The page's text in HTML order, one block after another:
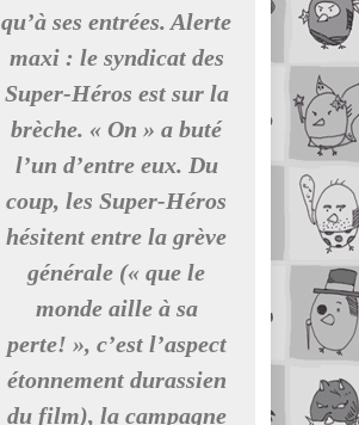
qu’à ses entrées. Alerte
maxi : le syndicat des
Super-Héros est sur la
brèche. « On » a buté
l’un d’entre eux. Du
coup, les Super-Héros
hésitent entre la grève
générale (« que le
monde aille à sa
perte! », c’est l’aspect
étonnement durassien
du film), la campagne